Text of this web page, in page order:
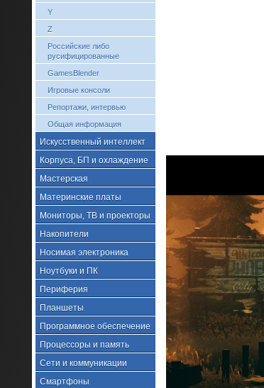
Y
Z
Российские либо
русифицированные
GamesBlender
Игровые консоли
Репортажи, интервью
Общая информация
Искусственный интеллект
Корпуса, БП и охлаждение
Мастерская
Материнские платы
Мониторы, ТВ и проекторы
Накопители
Носимая электроника
Ноутбуки и ПК
Периферия
Планшеты
Программное обеспечение
Процессоры и память
Сети и коммуникации
Смартфоны